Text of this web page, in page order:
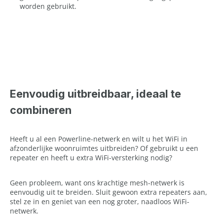
worden gebruikt.
Eenvoudig uitbreidbaar, ideaal te
combineren
Heeft u al een Powerline-netwerk en wilt u het WiFi in
afzonderlijke woonruimtes uitbreiden? Of gebruikt u een
repeater en heeft u extra WiFi-versterking nodig?
Geen probleem, want ons krachtige mesh-netwerk is
eenvoudig uit te breiden. Sluit gewoon extra repeaters aan,
stel ze in en geniet van een nog groter, naadloos WiFi-
netwerk.